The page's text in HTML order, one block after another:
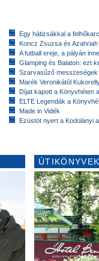
Egy hátizsákkal a
Koncz Zsuzsa és
A futball ereje, a pályán
Glamping és Balaton: ezt
Szarvasűző messzeségek
Marék Veronikától
Díjat kapott a Könyvhéten
ELTE Legendák a
Made in Vidék
Ezüstöt nyert a Kodolányi